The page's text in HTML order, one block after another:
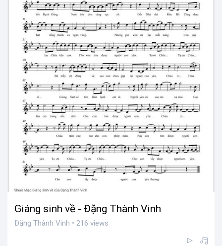
Giáng sinh về - Đặng Thành Vinh
Đặng Thành Vinh • 216 views